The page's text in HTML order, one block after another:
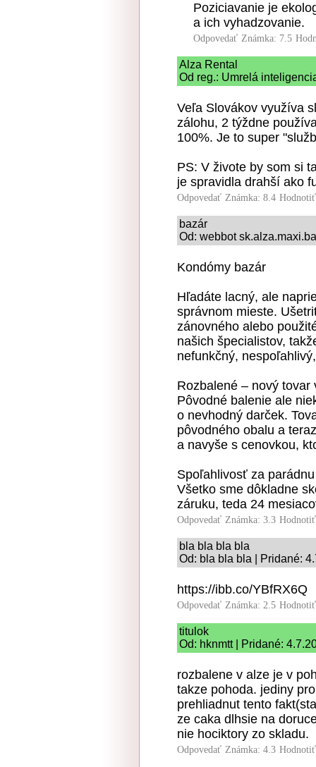
Poziciavanie je
a ich vyhadzovanie.
Odpovedať Známka: 7.5
Alza Rental
Od reg.: Umrelá
Veľa Slovákov využíva
zálohu, 2 týždne
100%. Je to super
PS: V živote by som si
je spravidla drahší ako
Odpovedať Známka: 8.4
bazár
Od: webbot
Kondómy bazár
Hľadáte lacný, ale
správnom mieste.
zánovného alebo
našich špecialistov,
nefunkčný,
Rozbalené – nový
Pôvodné balenie ale
o nevhodný darček.
pôvodného obalu a
a navyše s cenovkou,
Spoľahlivosť za
Všetko sme dôkladne
záruku, teda 24
Odpovedať Známka: 3.3
bla bla bla bla
Od: bla bla bla | Pridané:
https://ibb.co/YBfRX6Q
Odpovedať Známka: 2.5
titulok
Od: hknmtt | Pridané:
rozbalene v alze je v
takze pohoda. jediny
prehliadnut tento
ze caka dlhsie na
nie hociktory zo skladu.
Odpovedať Známka: 4.3